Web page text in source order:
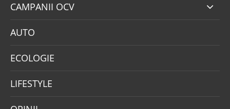
CAMPANII OCV
AUTO
ECOLOGIE
LIFESTYLE